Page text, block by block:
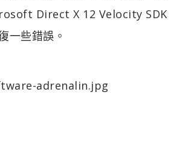
Direct X 12 Velocity SDK
一些錯誤。